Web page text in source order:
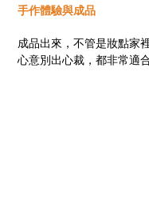
手作體驗與成品
成品出來，不管是妝點家
心意別出心裁，都非常適